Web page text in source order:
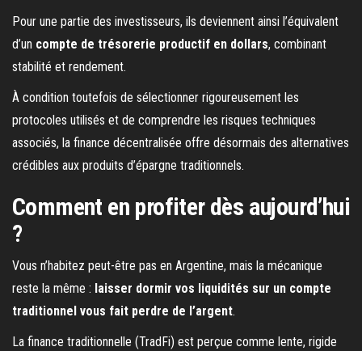
Pour une partie des investisseurs, ils deviennent ainsi l’équivalent
d’un compte de trésorerie productif en dollars, combinant
stabilité et rendement.
À condition toutefois de sélectionner rigoureusement les
protocoles utilisés et de comprendre les risques techniques
associés, la finance décentralisée offre désormais des alternatives
crédibles aux produits d’épargne traditionnels.
Comment en profiter dès aujourd’hui
?
Vous n’habitez peut-être pas en Argentine, mais la mécanique
reste la même : laisser dormir vos liquidités sur un compte
traditionnel vous fait perdre de l’argent.
La finance traditionnelle (TradFi) est perçue comme lente, rigide